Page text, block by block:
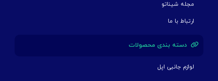
مجله شیناتو
ارتباط با ما
دسته بندی محصولات
لوازم جانبی اپل